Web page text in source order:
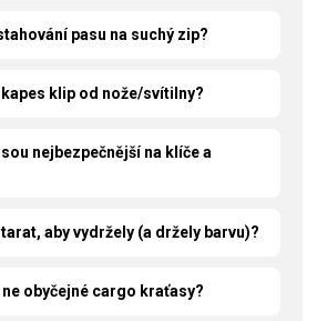
pasu na suchý zip?
klip od nože/svítilny?
nejbezpečnější na klíče a
aby vydržely (a držely barvu)?
ne obyčejné cargo kraťasy?